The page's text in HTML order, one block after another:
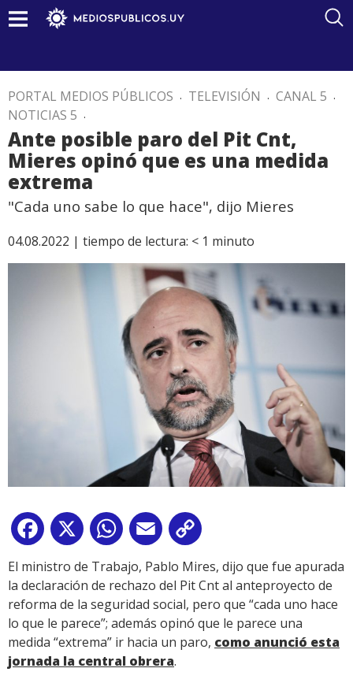
PORTAL MEDIOS PÚBLICOS . TELEVISIÓN . CANAL 5 .
NOTICIAS 5 .
Ante posible paro del Pit Cnt,
Mieres opinó que es una medida
extrema
"Cada uno sabe lo que hace", dijo Mieres
04.08.2022 | tiempo de lectura: < 1 minuto
Facebook
X WhatsApp
Email
Link
El ministro de Trabajo, Pablo Mires, dijo que fue apurada
la declaración de rechazo del Pit Cnt al anteproyecto de
reforma de la seguridad social, pero que “cada uno hace
lo que le parece”; además opinó que le parece una
medida “extrema” ir hacia un paro, como anunció esta
jornada la central obrera.